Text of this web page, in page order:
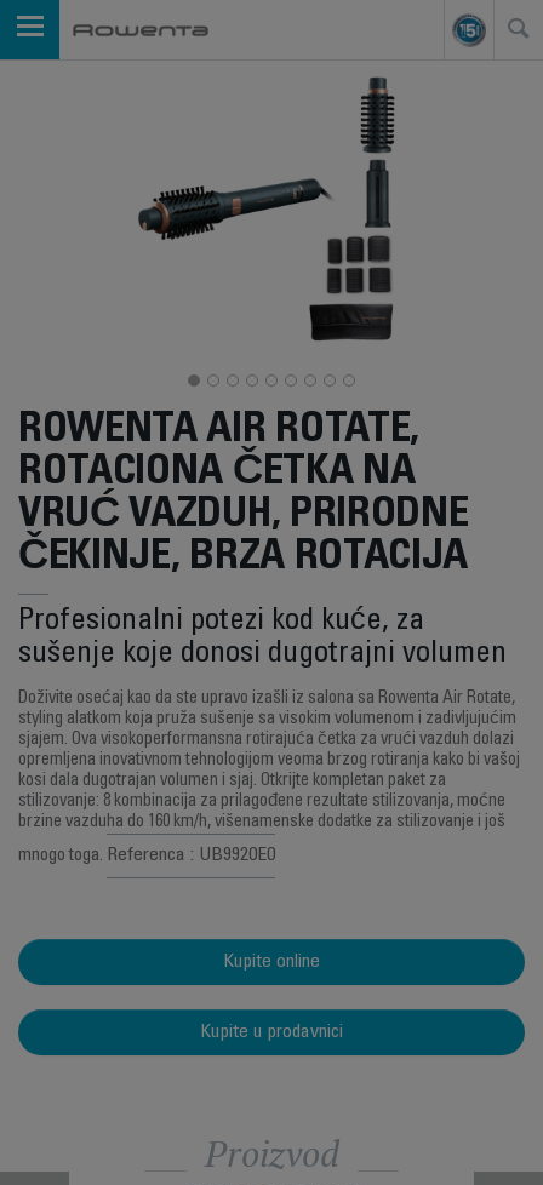
ROWENTA AIR ROTATE,
ROTACIONA ČETKA NA
VRUĆ VAZDUH, PRIRODNE
ČEKINJE, BRZA ROTACIJA
Profesionalni potezi kod kuće, za
sušenje koje donosi dugotrajni volumen
Doživite osećaj kao da ste upravo izašli iz salona sa Rowenta Air Rotate,
styling alatkom koja pruža sušenje sa visokim volumenom i zadivljujućim
sjajem. Ova visokoperformansna rotirajuća četka za vrući vazduh dolazi
opremljena inovativnom tehnologijom veoma brzog rotiranja kako bi vašoj
kosi dala dugotrajan volumen i sjaj. Otkrijte kompletan paket za
stilizovanje: 8 kombinacija za prilagođene rezultate stilizovanja, moćne
brzine vazduha do 160 km/h, višenamenske dodatke za stilizovanje i još
mnogo toga. Referenca : UB9920E0
Kupite online
Kupite u prodavnici
Proizvod